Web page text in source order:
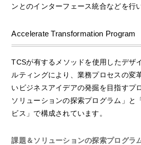
ンとのインターフェース統合などを行
Accelerate Transformation Program
TCSが有するメソッドを使用したデザ
ルティングにより、業務プロセスの変
いビジネスアイデアの発掘を目指すプ
ソリューションの探索プログラム」と
ビス」で構成されています。
課題＆ソリューションの探索プログラ